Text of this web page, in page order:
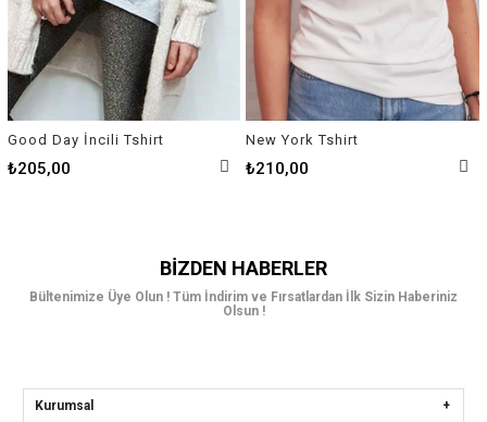
Good Day İncili Tshirt
₺205,00
New York Tshirt
₺210,00
BIZDEN HABERLER
Bültenimize Üye Olun ! Tüm İndirim ve Fırsatlardan İlk Sizin Haberiniz
Olsun !
Kurumsal